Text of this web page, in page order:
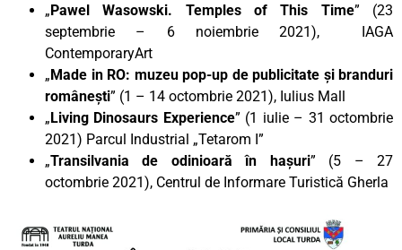
„Pawel Wasowski. Temples of This Time” (23
septembrie – 6 noiembrie 2021), IAGA
ContemporaryArt
„Made in RO: muzeu pop-up de publicitate și branduri
românești” (1 – 14 octombrie 2021), Iulius Mall
„Living Dinosaurs Experience” (1 iulie – 31 octombrie
2021) Parcul Industrial „Tetarom I”
„Transilvania de odinioară în hașuri” (5 – 27
octombrie 2021), Centrul de Informare Turistică Gherla